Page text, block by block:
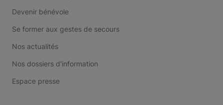
Devenir bénévole
Se former aux gestes de secours
Nos actualités
Nos dossiers d'information
Espace presse